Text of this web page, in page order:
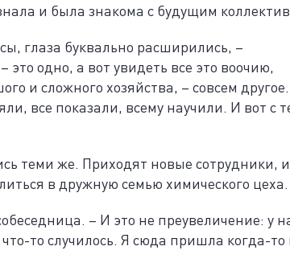
и была знакома с будущим
глаза буквально расширились, –
одно, а вот увидеть все это воочию,
и сложного хозяйства, – совсем
все показали, всему научили. И вот с
теми же. Приходят новые сотрудники,
в дружную семью химического цеха.
– И это не преувеличение: у
то случилось. Я сюда пришла когда-то